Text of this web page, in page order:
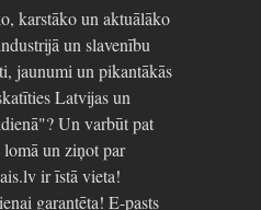
karstāko un aktuālāko
un slavenību
jaunumi un pikantākās
Latvijas un
Un varbūt pat
lomā un ziņot par
ir īstā vieta!
garantēta! E-pasts